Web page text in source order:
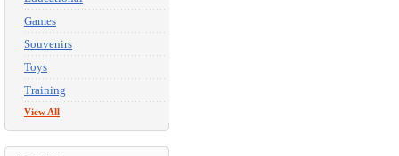
Games
Souvenirs
Toys
Training
View All